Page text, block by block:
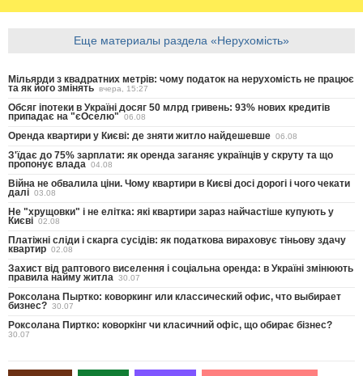
Еще материалы раздела «Нерухомість»
Мільярди з квадратних метрів: чому податок на нерухомість не працює
та як його змінять вчера, 15:27
Обсяг іпотеки в Україні досяг 50 млрд гривень: 93% нових кредитів
припадає на "єОселю" 06.08
Оренда квартири у Києві: де зняти житло найдешевше 06.08
З'їдає до 75% зарплати: як оренда заганяє українців у скруту та що
пропонує влада 04.08
Війна не обвалила ціни. Чому квартири в Києві досі дорогі і чого чекати
далі 03.08
Не "хрущовки" і не елітка: які квартири зараз найчастіше купують у
Києві 02.08
Платіжні сліди і скарга сусідів: як податкова вираховує тіньову здачу
квартир 02.08
Захист від раптового виселення і соціальна оренда: в Україні змінюють
правила найму житла 30.07
Роксолана Пыртко: коворкинг или классический офис, что выбирает
бизнес? 30.07
Роксолана Пиртко: коворкінг чи класичний офіс, що обирає бізнес?
30.07